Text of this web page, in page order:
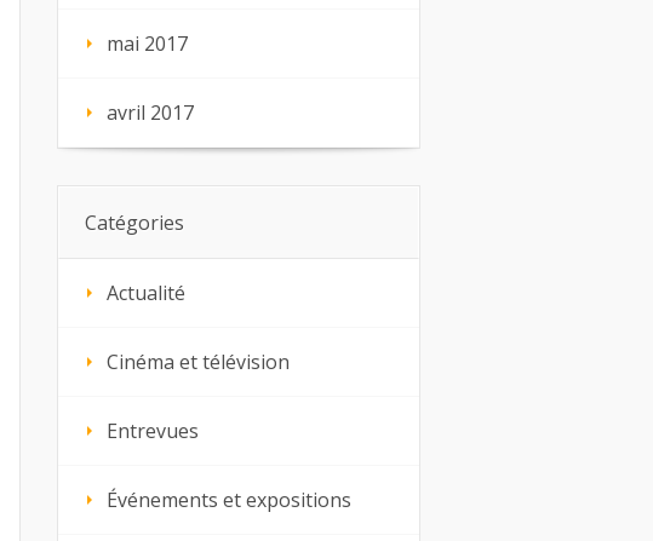
mai 2017
avril 2017
Catégories
Actualité
Cinéma et télévision
Entrevues
Événements et expositions